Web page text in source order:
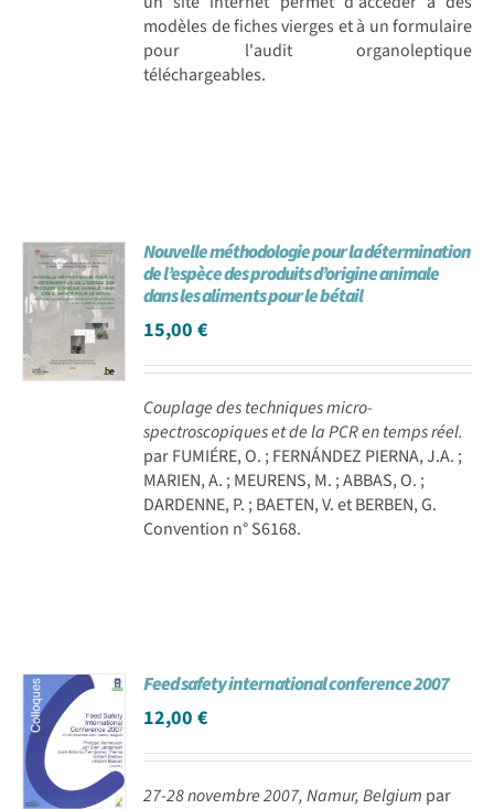
modèles de fiches vierges et à un formulaire
pour l'audit organoleptique
téléchargeables.
Nouvelle méthodologie pour la détermination
de l’espèce des produits d’origine animale
dans les aliments pour le bétail
15,00€
Couplage des techniques micro-
spectroscopiques et de la PCR en temps réel.
par FUMIÉRE, O. ; FERNÁNDEZ PIERNA, J.A. ;
MARIEN, A. ; MEURENS, M. ; ABBAS, O. ;
DARDENNE, P. ; BAETEN, V. et BERBEN, G.
Convention n° S6168.
Feed safety international conference 2007
12,00€
27-28 novembre 2007, Namur, Belgium par